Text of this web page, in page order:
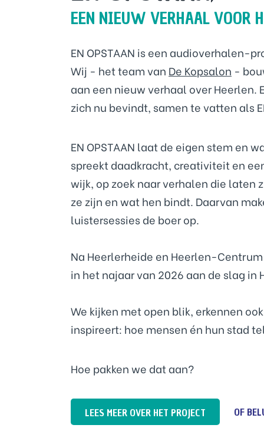
EEN NIEUW VERHAALVOOR
EN OPSTAAN is een audioverhalen-
Wij - het team van De Kopsalon -
aan een nieuw verhaal over Heerlen.
zich nu bevindt, samen te vatten als
EN OPSTAAN laat de eigen stem en
spreekt daadkracht, creativiteit en
wijk, op zoek naar verhalen die laten
ze zijn en wat hen bindt. Daarvan
luistersessies de boer op.
Na Heerlerheide en Heerlen-
in het najaar van 2026 aan de slag in
We kijken met open blik, erkennen
inspireert: hoe mensen én hun stad
Hoe pakken we dat aan?
LEES MEER OVER HET PROJECT OF